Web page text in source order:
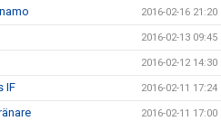
2016-02-16 21:20
2016-02-13 09:45
2016-02-12 14:30
IF 2016-02-11 17:24
2016-02-11 17:00